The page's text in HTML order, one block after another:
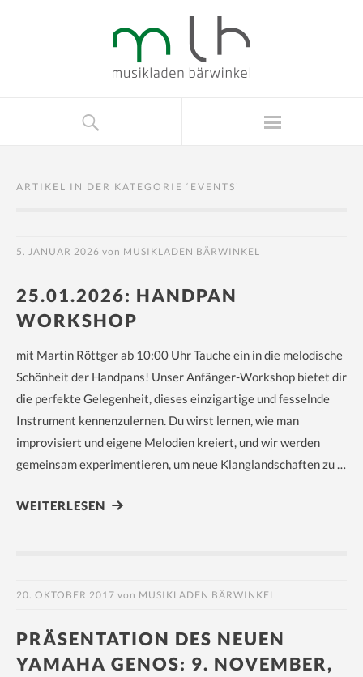
ARTIKEL IN DER KATEGORIE ‘ EVENTS’
5. JANUAR 2026 von MUSIKLADEN BÄRWINKEL
25.01.2026: HANDPAN
WORKSHOP
mit Martin Röttger ab 10:00 Uhr Tauche ein in die melodische
Schönheit der Handpans! Unser Anfänger-Workshop bietet dir
die perfekte Gelegenheit, dieses einzigartige und fesselnde
Instrument kennenzulernen. Du wirst lernen, wie man
improvisiert und eigene Melodien kreiert, und wir werden
gemeinsam experimentieren, um neue Klanglandschaften zu …
WEITERLESEN
20. OKTOBER 2017 von MUSIKLADEN BÄRWINKEL
PRÄSENTATION DES NEUEN
YAMAHA GENOS: 9. NOVEMBER,